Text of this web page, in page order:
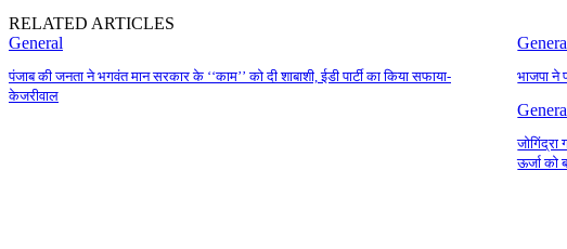
RELATED ARTICLES
General
पंजाब की जनता ने भगवंत मान सरकार के ‘‘काम’’ को दी शाबाशी, ईडी पार्टी का किया सफाया-
केजरीवाल
भाजपा ने
जोगिंद्रा
ऊर्जा को